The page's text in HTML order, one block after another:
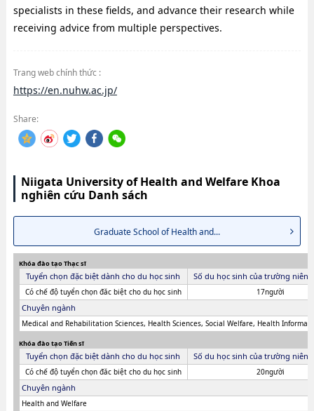
specialists in these fields, and advance their research while
receiving advice from multiple perspectives.
Trang web chính thức :
https://en.nuhw.ac.jp/
Share:
Niigata University of Health and Welfare Khoa
nghiên cứu Danh sách
Graduate School of Health and...
Khóa đào tạo Thạc sĩ
Tuyển chọn đặc biệt dành cho du học sinh Số du học sinh của trường niên
Có chế độ tuyển chọn đăc biệt cho du học sinh 17người
Chuyên ngành
Medical and Rehabilitation Sciences, Health Sciences, Social Welfare, Health
Khóa đào tạo Tiến sĩ
Tuyển chọn đặc biệt dành cho du học sinh Số du học sinh của trường niên
Có chế độ tuyển chọn đăc biệt cho du học sinh 20người
Chuyên ngành
Health and Welfare